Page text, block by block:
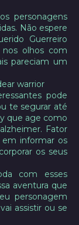
personagens
Não espere
Guerreiro
olhos com
pareciam um
pode
te segurar até
que age como
Fator
em informar os
os seus
com esses
aventura que
personagem
assistir ou se